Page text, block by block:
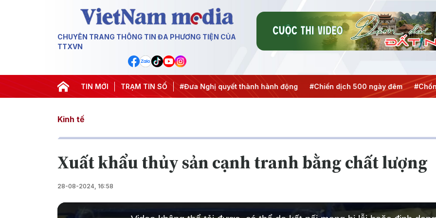
CHUYÊN TRANG THÔNG TIN ĐA PHƯƠNG TIỆN CỦA
TTXVN
TIN MỚI TRẠM TIN SỐ
#APEC 2027 #Đưa Nghị quyết thành hành động #Chiến dịch 500 ngày đêm #Chống khai thác IUU
Kinh tế
Xuất khẩu thủy sản cạnh tranh bằng chất lượng
28-08-2024, 16:58
This